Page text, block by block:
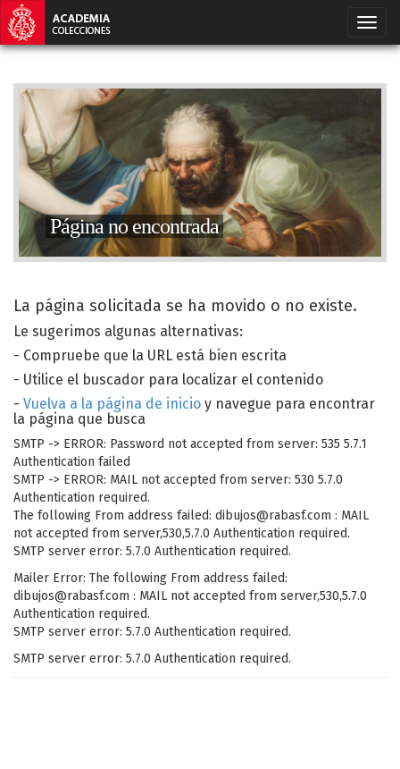
Página no encontrada
La página solicitada se ha movido o no existe.
Le sugerimos algunas alternativas:
- Compruebe que la URL está bien escrita
- Utilice el buscador para localizar el contenido
- Vuelva a la página de inicio y navegue para encontrar
la página que busca
SMTP -> ERROR: Password not accepted from server: 535 5.7.1
Authentication failed
SMTP -> ERROR: MAIL not accepted from server: 530 5.7.0
Authentication required.
The following From address failed: dibujos@rabasf.com : MAIL
not accepted from server,530,5.7.0 Authentication required.
SMTP server error: 5.7.0 Authentication required.
Mailer Error: The following From address failed:
dibujos@rabasf.com : MAIL not accepted from server,530,5.7.0
Authentication required.
SMTP server error: 5.7.0 Authentication required.
SMTP server error: 5.7.0 Authentication required.